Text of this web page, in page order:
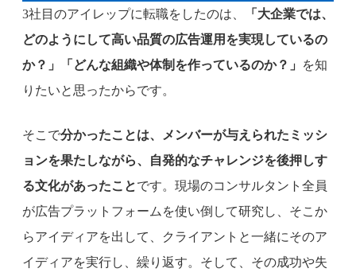
3社目のアイレップに転職をしたのは、
「大企業では、
どのようにして高い品質の広告運用を実現しているの
か？」「どんな組織や体制を作っているのか？」
を知
りたいと思ったからです。
そこで分かったことは、メンバーが与えられたミッシ
ョンを果たしながら、自発的なチャレンジを後押しす
る文化があったことです。現場のコンサルタント全員
が広告プラットフォームを使い倒して研究し、そこか
らアイディアを出して、クライアントと一緒にそのア
イディアを実行し、繰り返す。そして、その成功や失